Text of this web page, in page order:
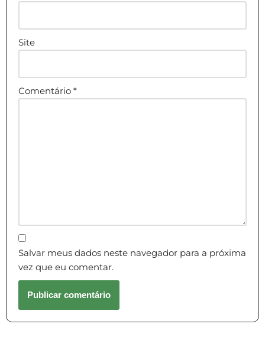
Site
Comentário *
Salvar meus dados neste navegador para a próxima
vez que eu comentar.